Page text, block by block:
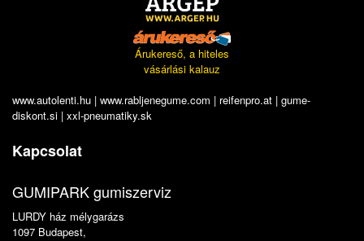
Árukereső, a hiteles
vásárlási kalauz
www.autolenti.hu | www.rabljenegume.com | reifenpro.at | gume-
diskont.si | xxl-pneumatiky.sk
Kapcsolat
GUMIPARK gumiszerviz
LURDY ház mélygarázs
1097 Budapest,